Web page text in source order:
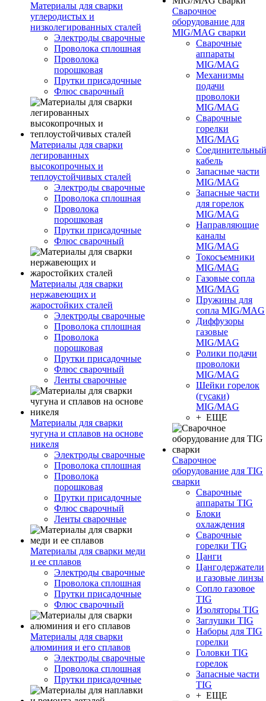
Материалы для сварки
углеродистых и
низколегированных сталей
Электроды сварочные
Проволока сплошная
Проволока
порошковая
Прутки присадочные
Флюс сварочный
Материалы для сварки
легированных
высокопрочных и
теплоустойчивых сталей
Электроды сварочные
Проволока сплошная
Проволока
порошковая
Прутки присадочные
Флюс сварочный
Материалы для сварки
нержавеющих и
жаростойких сталей
Электроды сварочные
Проволока сплошная
Проволока
порошковая
Прутки присадочные
Флюс сварочный
Ленты сварочные
Материалы для сварки
чугуна и сплавов на основе
никеля
Электроды сварочные
Проволока сплошная
Проволока
порошковая
Прутки присадочные
Флюс сварочный
Ленты сварочные
Материалы для сварки меди
и ее сплавов
Электроды сварочные
Проволока сплошная
Прутки присадочные
Флюс сварочный
Материалы для сварки
алюминия и его сплавов
Электроды сварочные
Проволока сплошная
Прутки присадочные
Сварочное
оборудование для
MIG/MAG сварки
Сварочные
аппараты
MIG/MAG
Механизмы
подачи
проволоки
MIG/MAG
Сварочные
горелки
MIG/MAG
Соединительный
кабель
Запасные части
MIG/MAG
Запасные части
для горелок
MIG/MAG
Направляющие
каналы
MIG/MAG
Токосъемники
MIG/MAG
Газовые сопла
MIG/MAG
Пружины для
сопла MIG/MAG
Диффузоры
газовые
MIG/MAG
Ролики подачи
проволоки
MIG/MAG
Шейки горелок
(гусаки)
MIG/MAG
+ ЕЩЕ
Сварочное
оборудование для TIG
сварки
Сварочные
аппараты TIG
Блоки
охлаждения
Сварочные
горелки TIG
Цанги
Цангодержатели
и газовые линзы
Сопло газовое
TIG
Изоляторы TIG
Заглушки TIG
Наборы для TIG
горелки
Головки TIG
горелок
Запасные части
TIG
+ ЕЩЕ